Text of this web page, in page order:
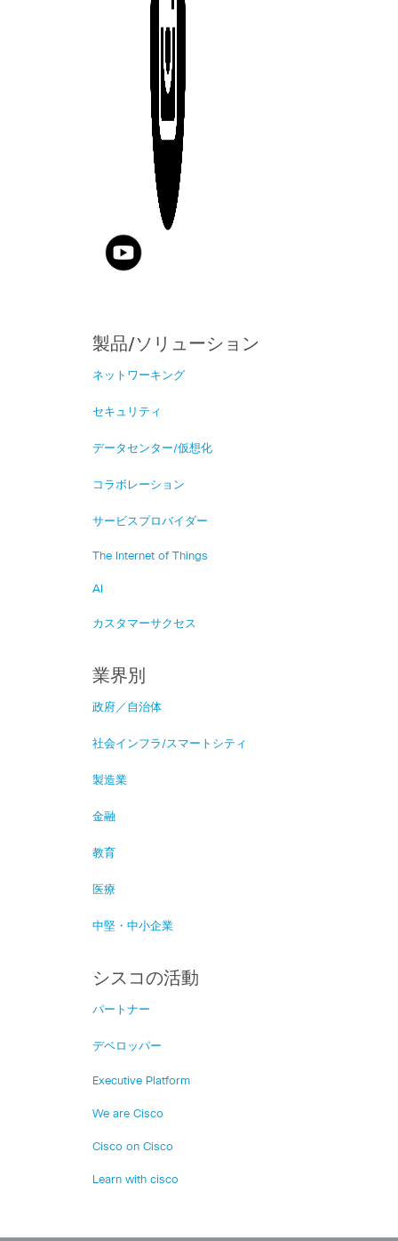
製品/ソリューション
ネットワーキング
セキュリティ
データセンター/仮想化
コラボレーション
サービスプロバイダー
The Internet of Things
AI
カスタマーサクセス
業界別
政府／自治体
社会インフラ/スマートシティ
製造業
金融
教育
医療
中堅・中小企業
シスコの活動
パートナー
デベロッパー
Executive Platform
We are Cisco
Cisco on Cisco
Learn with cisco